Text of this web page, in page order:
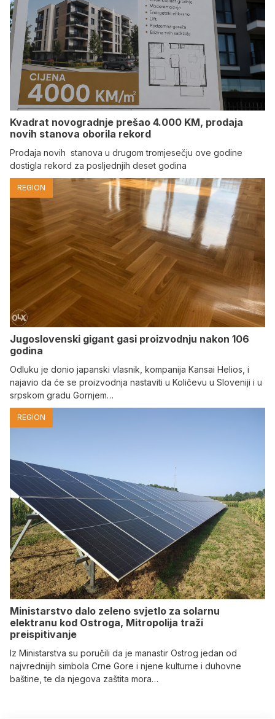
Kvadrat novogradnje prešao 4.000 KM, prodaja
novih stanova oborila rekord
Prodaja novih stanova u drugom tromjesečju ove godine
dostigla rekord za posljednjih deset godina
REGION
Jugoslovenski gigant gasi proizvodnju nakon 106
godina
Odluku je donio japanski vlasnik, kompanija Kansai Helios, i
najavio da će se proizvodnja nastaviti u Količevu u Sloveniji i u
srpskom gradu Gornjem…
REGION
Ministarstvo dalo zeleno svjetlo za solarnu
elektranu kod Ostroga, Mitropolija traži
preispitivanje
Iz Ministarstva su poručili da je manastir Ostrog jedan od
najvrednijih simbola Crne Gore i njene kulturne i duhovne
baštine, te da njegova zaštita mora…